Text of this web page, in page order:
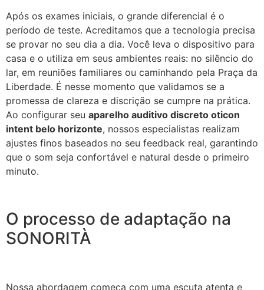
Após os exames iniciais, o grande diferencial é o
período de teste. Acreditamos que a tecnologia precisa
se provar no seu dia a dia. Você leva o dispositivo para
casa e o utiliza em seus ambientes reais: no silêncio do
lar, em reuniões familiares ou caminhando pela Praça da
Liberdade. É nesse momento que validamos se a
promessa de clareza e discrição se cumpre na prática.
Ao configurar seu aparelho auditivo discreto oticon
intent belo horizonte, nossos especialistas realizam
ajustes finos baseados no seu feedback real, garantindo
que o som seja confortável e natural desde o primeiro
minuto.
O processo de adaptação na
SONORITÀ
Nossa abordagem começa com uma escuta atenta e